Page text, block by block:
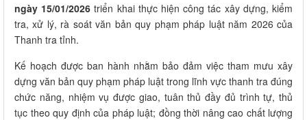
ngày 15/01/2026 triển khai thực hiện công tác xây dựng, kiểm
tra, xử lý, rà soát văn bản quy phạm pháp luật năm 2026 của
Thanh tra tỉnh.
Kế hoạch được ban hành nhằm bảo đảm việc tham mưu xây
dựng văn bản quy phạm pháp luật trong lĩnh vực thanh tra đúng
chức năng, nhiệm vụ được giao, tuân thủ đầy đủ trình tự, thủ
tục theo quy định của pháp luật; đồng thời nâng cao chất lượng